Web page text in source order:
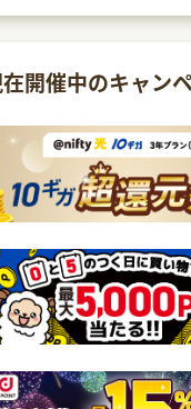
開催中のキャン